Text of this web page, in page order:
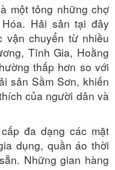
một tỏng những chợ
Hải sản tại đây
vận chuyển từ nhiều
Tĩnh Gia, Hoằng
thấp hơn so với
sản Sầm Sơn, khiến
của người dân và
đa dạng các mặt
dụng, quần áo thời
Những gian hàng